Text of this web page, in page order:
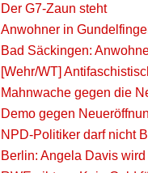
Der G7-Zaun steht
Anwohner in
Bad Säckingen:
[Wehr/WT]
Mahnwache gegen die
Demo gegen
NPD-Politiker darf nicht
Berlin: Angela Davis